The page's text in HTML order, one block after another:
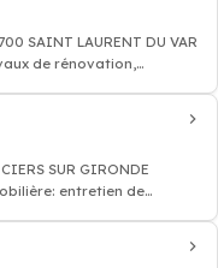
SAINT LAURENT DU VAR
de rénovation,
SUR GIRONDE
entretien de